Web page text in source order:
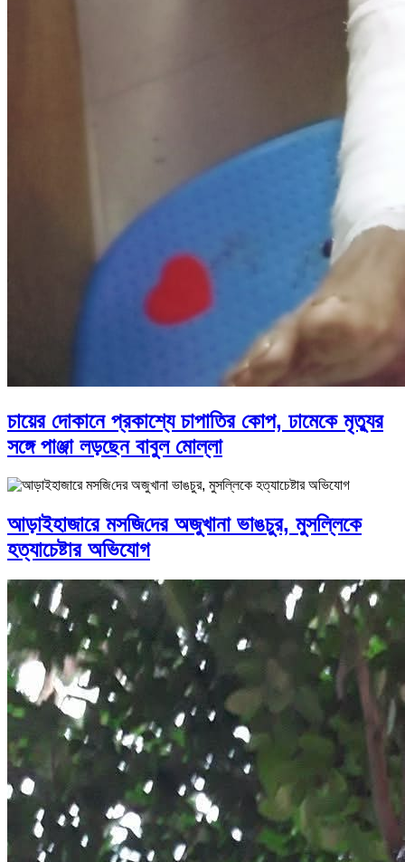
চায়ের দোকানে প্রকাশ্যে চাপাতির কোপ, ঢামেকে মৃত্যুর
সঙ্গে পাঞ্জা লড়ছেন বাবুল মোল্লা
আড়াইহাজারে মস‌জি‌দের অজুখানা ভাঙচুর, মুসল্লিকে
হত্যাচেষ্টার অভিযোগ